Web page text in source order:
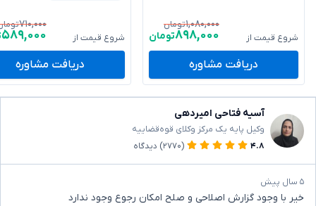
شروع قیمت از
۱,۰۸۰,۰۰۰تومان
۸۹۸,۰۰۰تومان
دریافت مشاوره
شروع قیمت از
۷۱۰,۰۰۰
۵۸۹,۰۰۰
دریافت مشاوره
آسیه فتاحی امیردهی
وکیل پایه یک مرکز وکلای قوه‌قضاییه
۴.۸
(۲۷۷۰) دیدگاه
۵ سال پیش
خیر با وجود گزارش اصلاحی و صلح امکان رجوع وجود ندارد